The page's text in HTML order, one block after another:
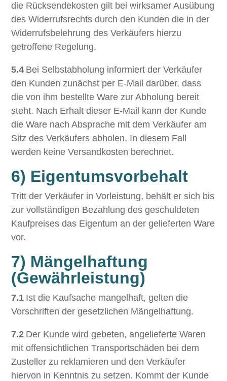
die Rücksendekosten gilt bei wirksamer Ausübung
des Widerrufsrechts durch den Kunden die in der
Widerrufsbelehrung des Verkäufers hierzu
getroffene Regelung.
5.4 Bei Selbstabholung informiert der Verkäufer
den Kunden zunächst per E-Mail darüber, dass
die von ihm bestellte Ware zur Abholung bereit
steht. Nach Erhalt dieser E-Mail kann der Kunde
die Ware nach Absprache mit dem Verkäufer am
Sitz des Verkäufers abholen. In diesem Fall
werden keine Versandkosten berechnet.
6) Eigentumsvorbehalt
Tritt der Verkäufer in Vorleistung, behält er sich bis
zur vollständigen Bezahlung des geschuldeten
Kaufpreises das Eigentum an der gelieferten Ware
vor.
7) Mängelhaftung
(Gewährleistung)
7.1 Ist die Kaufsache mangelhaft, gelten die
Vorschriften der gesetzlichen Mängelhaftung.
7.2 Der Kunde wird gebeten, angelieferte Waren
mit offensichtlichen Transportschäden bei dem
Zusteller zu reklamieren und den Verkäufer
hiervon in Kenntnis zu setzen. Kommt der Kunde